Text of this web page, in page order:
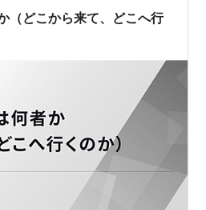
（どこから来て、どこへ行